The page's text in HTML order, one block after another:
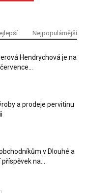
Nejpopulárnější
Hendrychová je na
a prodeje pervitinu
v Dlouhé a
na...